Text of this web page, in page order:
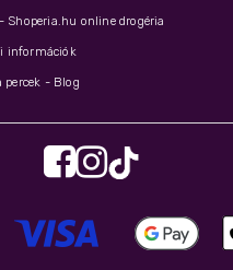
Shoperia.hu online drogéria
információk
percek - Blog